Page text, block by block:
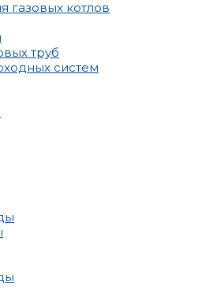
газовых котлов
труб
систем